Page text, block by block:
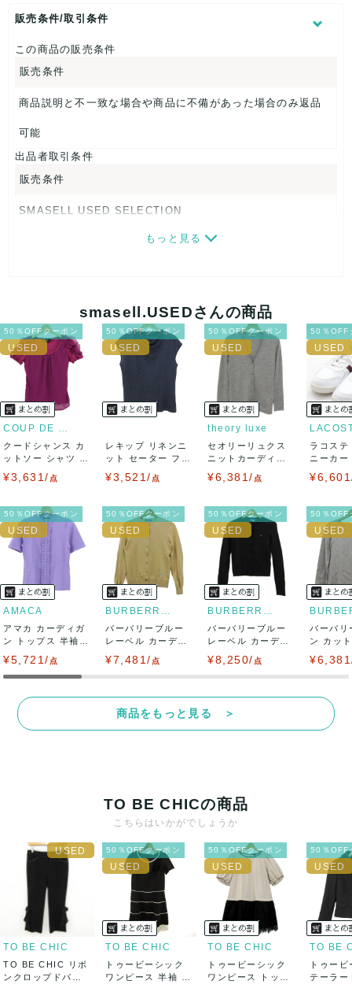
ヒップ：約51cm
【 素材・成分 】
素材タグを撮影しておりますので、ご確認くださいませ。
【 商品札 】
なし
販売条件/取引条件
この商品の販売条件
販売条件
商品説明と不一致な場合や商品に不備があった場合のみ返品
可能
出品者取引条件
販売条件
SMASELL USED SELECTION
画像ダウンロードなので、転売にも最適♪
ネコポスの場合は日時指定ができませんので、ご了承下さい
ませ。
USED品に関しましては、見る方によって状態の価値観が異な
りますので、トラブルを避けるため、神経質な方や完璧な商
品を求められる方は御購入をお控えください。
また商品には細心の注意をはらっておりますが、何かござい
ましたら、レビュー記載前に必ずコメント欄よりご連絡お願
い致します。対応できることがあれば、誠意をもって対応致
します。
また並行輸入品もございますので、真贋方法などお答えでき
ない場合もございます。
万が一、購入後に偽造品等が発覚しましたら、返品・返金に
決済方法
送料：¥1,650 (見込み)
送料表を確認する
出荷目安：5営業日以内
出荷予定日：なるべく最短で発送致します。
兵庫県から出荷
もっと見る
smasell.USEDさんの商品
50％OFFクーポン
COUP DE CHANCE
クードシャンス カ
ットソー シャツ 半
¥3,631/ 点
50％OFFクーポン
レキップ リネンニ
ット セーター フレ
¥3,521/ 点
50％OFFクーポン
theory luxe
セオリーリュクス
ニットカーディガ
¥6,381/ 点
50％OFF
ラコステ
ニーカ
50％OFFクーポン
AMACA
アマカ カーディガ
ン トップス 半袖
¥5,721/ 点
50％OFFクーポン
BURBERRY BLUE LABEL
バーバリーブルー
レーベル カーディ
¥7,481/ 点
50％OFFクーポン
BURBERRY BLUE LABEL
バーバリーブルー
レーベル カーディ
¥8,250/ 点
50％OFF
バーバリ
ン カッ
商品をもっと見る ＞
TO BE CHICの商品
こちらはいかがでしょうか
TO BE CHIC
TO BE CHIC リボ
ンクロップドパン
50％OFFクーポン
TO BE CHIC
トゥービーシック
ワンピース 半袖 大
50％OFFクーポン
TO BE CHIC
トゥービーシック
ワンピース トップ
50％OFF
TO BE
トゥー
テーラー